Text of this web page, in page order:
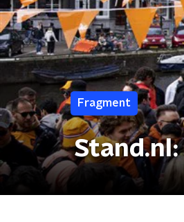
Fragment